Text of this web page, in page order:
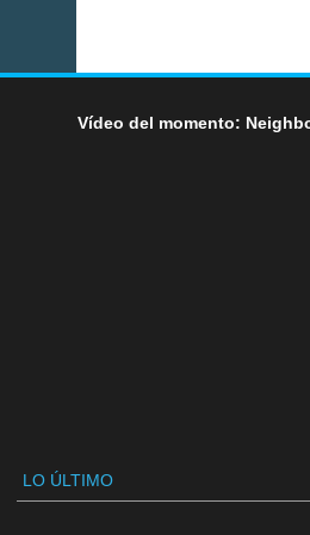
Vídeo del momento:
LO ÚLTIMO